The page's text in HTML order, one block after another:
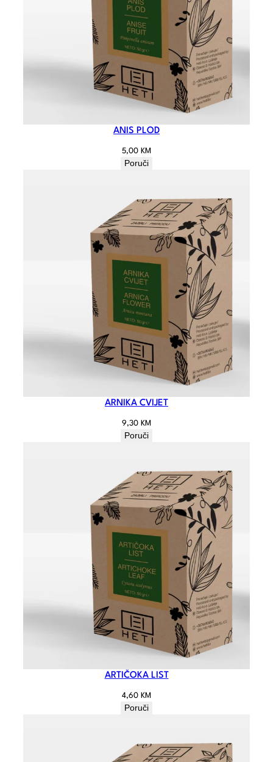
ANIS PLOD
5,00 KM
Poruči
ARNIKA CVIJET
9,30 KM
Poruči
ARTIČOKA LIST
4,60 KM
Poruči